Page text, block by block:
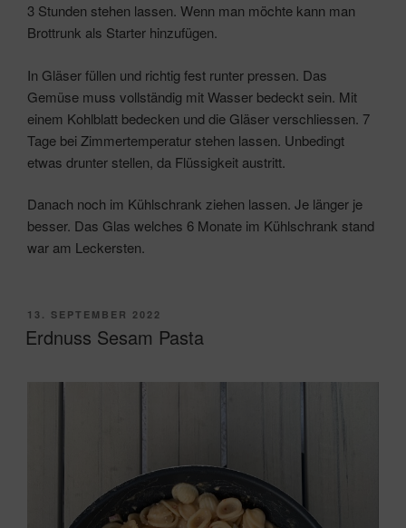
3 Stunden stehen lassen. Wenn man möchte kann man
Brottrunk als Starter hinzufügen.
In Gläser füllen und richtig fest runter pressen. Das
Gemüse muss vollständig mit Wasser bedeckt sein. Mit
einem Kohlblatt bedecken und die Gläser verschliessen. 7
Tage bei Zimmertemperatur stehen lassen. Unbedingt
etwas drunter stellen, da Flüssigkeit austritt.
Danach noch im Kühlschrank ziehen lassen. Je länger je
besser. Das Glas welches 6 Monate im Kühlschrank stand
war am Leckersten.
VERÖFFENTLICHT
AM
13. SEPTEMBER 2022
Erdnuss Sesam Pasta